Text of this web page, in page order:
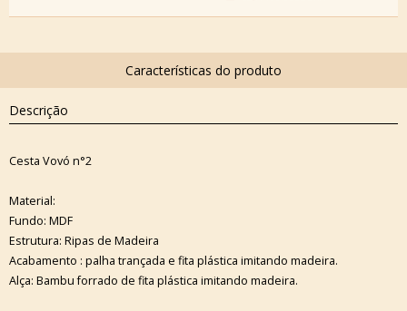
Descrição
Cesta Vovó n°2
Material:
Fundo: MDF
Estrutura: Ripas de Madeira
Acabamento : palha trançada e fita plástica imitando madeira.
Alça: Bambu forrado de fita plástica imitando madeira.